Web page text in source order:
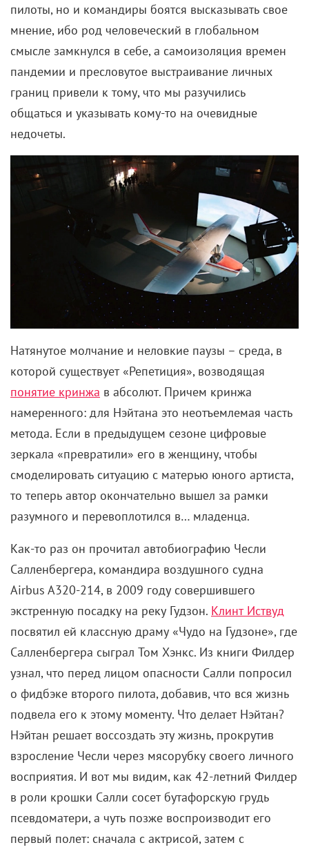
пилоты, но и командиры боятся высказывать свое
мнение, ибо род человеческий в глобальном
смысле замкнулся в себе, а самоизоляция времен
пандемии и пресловутое выстраивание личных
границ привели к тому, что мы разучились
общаться и указывать кому-то на очевидные
недочеты.
Натянутое молчание и неловкие паузы – среда, в
которой существует «Репетиция», возводящая
понятие кринжа в абсолют. Причем кринжа
намеренного: для Нэйтана это неотъемлемая часть
метода. Если в предыдущем сезоне цифровые
зеркала «превратили» его в женщину, чтобы
смоделировать ситуацию с матерью юного артиста,
то теперь автор окончательно вышел за рамки
разумного и перевоплотился в… младенца.
Как-то раз он прочитал автобиографию Чесли
Салленбергера, командира воздушного судна
Airbus A320-214, в 2009 году совершившего
экстренную посадку на реку Гудзон. Клинт Иствуд
посвятил ей классную драму «Чудо на Гудзоне», где
Салленбергера сыграл Том Хэнкс. Из книги Филдер
узнал, что перед лицом опасности Салли попросил
о фидбэке второго пилота, добавив, что вся жизнь
подвела его к этому моменту. Что делает Нэйтан?
Нэйтан решает воссоздать эту жизнь, прокрутив
взросление Чесли через мясорубку своего личного
восприятия. И вот мы видим, как 42-летний Филдер
в роли крошки Салли сосет бутафорскую грудь
псевдоматери, а чуть позже воспроизводит его
первый полет: сначала с актрисой, затем с